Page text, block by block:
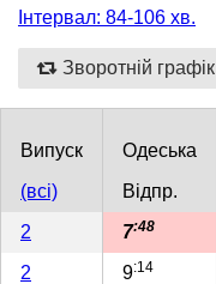
Інтервал: 84-106 хв.
Зворотній графік
Випуск Одеська
(всі)
Відпр.
2
7:48
2 9:14